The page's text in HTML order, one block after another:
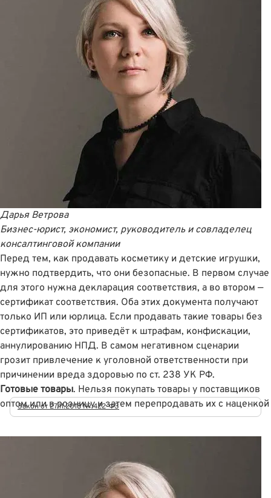
Дарья Ветрова
Бизнес-юрист, экономист, руководитель и совладелец
консалтинговой компании
Перед тем, как продавать косметику и детские игрушки,
нужно подтвердить, что они безопасные. В первом случае
для этого нужна декларация соответствия, а во втором —
сертификат соответствия. Оба этих документа получают
только ИП или юрлица. Если продавать такие товары без
сертификатов, это приведёт к штрафам, конфискации,
аннулированию НПД. В самом негативном сценарии
грозит привлечение к уголовной ответственности при
причинении вреда здоровью по ст. 238 УК РФ.
Готовые товары. Нельзя покупать товары у поставщиков
оптом или в розницу и затем перепродавать их с наценкой
Закон от 27.11.2018 № 422-ФЗ